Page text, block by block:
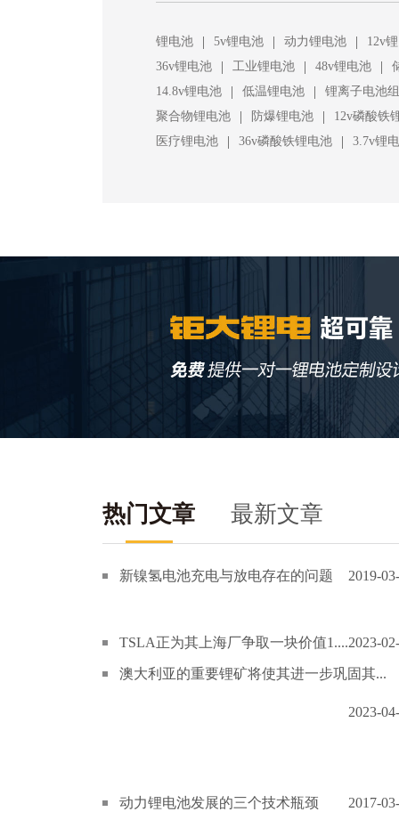
锂电池 | 5v锂电池 | 动力锂电池 |
12v
36v锂电池
| 工业锂电池 | 48v锂电池 |
14.8v锂电池
| 低温锂电池 |
锂离子电池组
聚合物锂电池
| 防爆锂电池 |
12v磷酸铁
医疗锂电池
| 36v磷酸铁锂电池 | 3.7v锂
热门文章 最新文章
新镍氢电池充电与放电存在的问题 2019-
TSLA正为其上海厂争取一块价值1....2023-
澳大利亚的重要锂矿将使其进一步巩固其...
2023-
动力锂电池发展的三个技术瓶颈 2017-